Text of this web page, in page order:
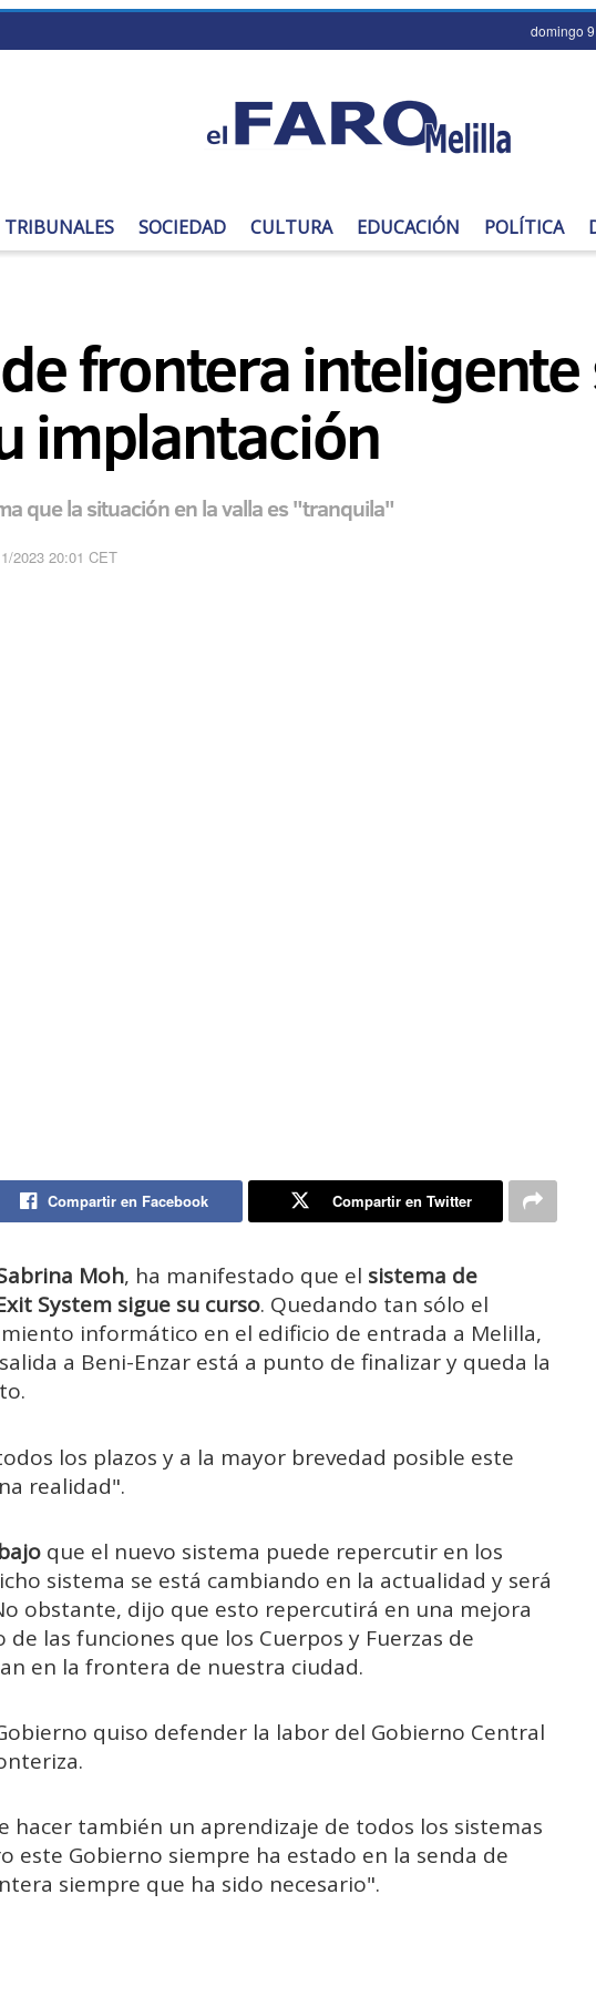
domingo
TRIBUNALES SOCIEDAD CULTURA EDUCACIÓN POLÍTICA
frontera
implantación
que la situación en la valla es "tranquila"
2023 20:01 CET
Compartir en Facebook Compartir en Twitter
Moh, ha manifestado que el sistema de
System sigue su curso. Quedando tan sólo el
informático en el edificio de entrada a Melilla,
a Beni-Enzar está a punto de finalizar y queda la
los plazos y a la mayor brevedad posible este
realidad".
que el nuevo sistema puede repercutir en los
sistema se está cambiando en la actualidad y será
obstante, dijo que esto repercutirá en una mejora
las funciones que los Cuerpos y Fuerzas de
en la frontera de nuestra ciudad.
quiso defender la labor del Gobierno Central
hacer también un aprendizaje de todos los sistemas
este Gobierno siempre ha estado en la senda de
siempre que ha sido necesario".